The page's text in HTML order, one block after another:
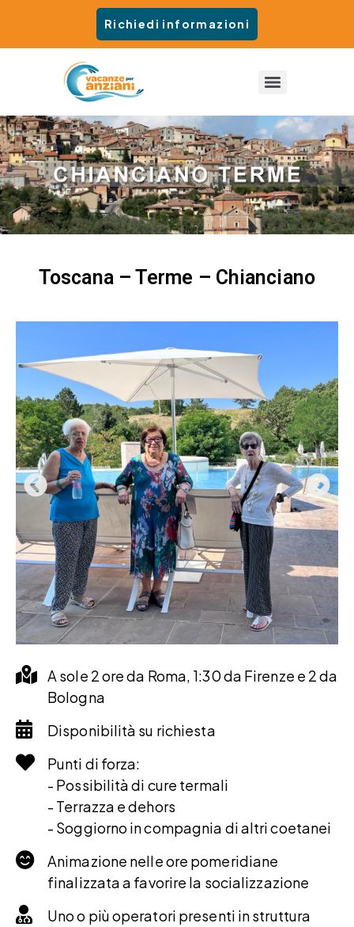
Richiedi informazioni
Toscana – Terme – Chianciano
A sole 2 ore da Roma, 1:30 da Firenze e 2 da
Bologna
Disponibilità su richiesta
Punti di forza:
- Possibilità di cure termali
- Terrazza e dehors
- Soggiorno in compagnia di altri coetanei
Animazione nelle ore pomeridiane
finalizzata a favorire la socializzazione
Uno o più operatori presenti in struttura